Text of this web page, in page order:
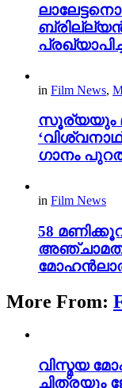
in Film News,
സൂര്യയും
ഗാനം
in Film News
58
More From:
വിസ്മയ
ചിത്രയും